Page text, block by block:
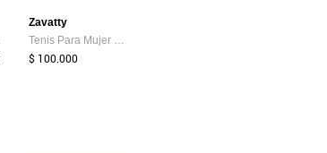
Zavatty
$ 100.000